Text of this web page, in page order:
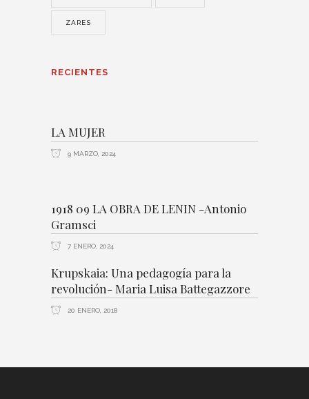
ZARES
RECIENTES
LA MUJER
9 MARZO, 2024
1918 09 LA OBRA DE LENIN -Antonio
Gramsci
7 ENERO, 2024
Krupskaia: Una pedagogía para la
revolución- Maria Luisa Battegazzore
20 ENERO, 2018